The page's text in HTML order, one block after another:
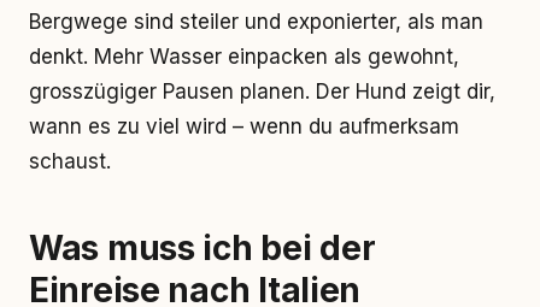
Bergwege sind steiler und exponierter, als man
denkt. Mehr Wasser einpacken als gewohnt,
grosszügiger Pausen planen. Der Hund zeigt dir,
wann es zu viel wird – wenn du aufmerksam
schaust.
Was muss ich bei der
Einreise nach Italien